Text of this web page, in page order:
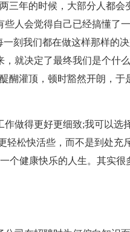
三年的时候，大部分人都会
人会觉得自己已经搞懂了
刻我们都在做这样那样的
就决定了最终我们是个什
醐灌顶，顿时豁然开朗，于
做得更好更细致;我可以选
轻松快活些，而不是到处充
个健康快乐的人生。其实很